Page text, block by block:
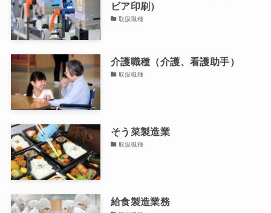
ビア印刷）
取扱職種
介護職種（介護、看護助手）
取扱職種
そう菜製造業
取扱職種
給食製造業務